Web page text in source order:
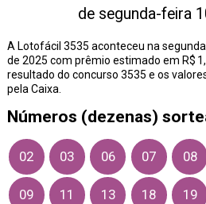
de segunda-feira
A Lotofácil 3535 aconteceu na
de 2025 com prêmio estimado em R$
resultado do concurso 3535 e os
pela Caixa.
Números (dezenas)
02 03 06 07 08
09 11 13 18 19